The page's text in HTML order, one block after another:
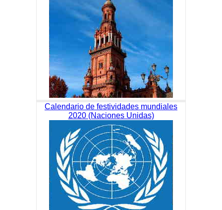
Calendario de festividades mundiales
2020 (Naciones Unidas)